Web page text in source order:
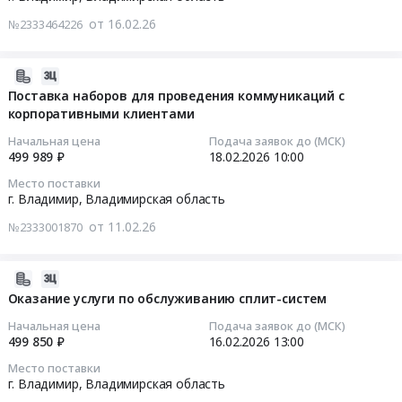
№2333464226 от 16.02.26
Поставка наборов для проведения коммуникаций с
корпоративными клиентами
Начальная цена
499 989 ₽
Подача заявок до (МСК)
18.02.2026 10:00
Место поставки
г. Владимир, Владимирская область
№2333001870 от 11.02.26
Оказание услуги по обслуживанию сплит-систем
Начальная цена
499 850 ₽
Подача заявок до (МСК)
16.02.2026 13:00
Место поставки
г. Владимир, Владимирская область